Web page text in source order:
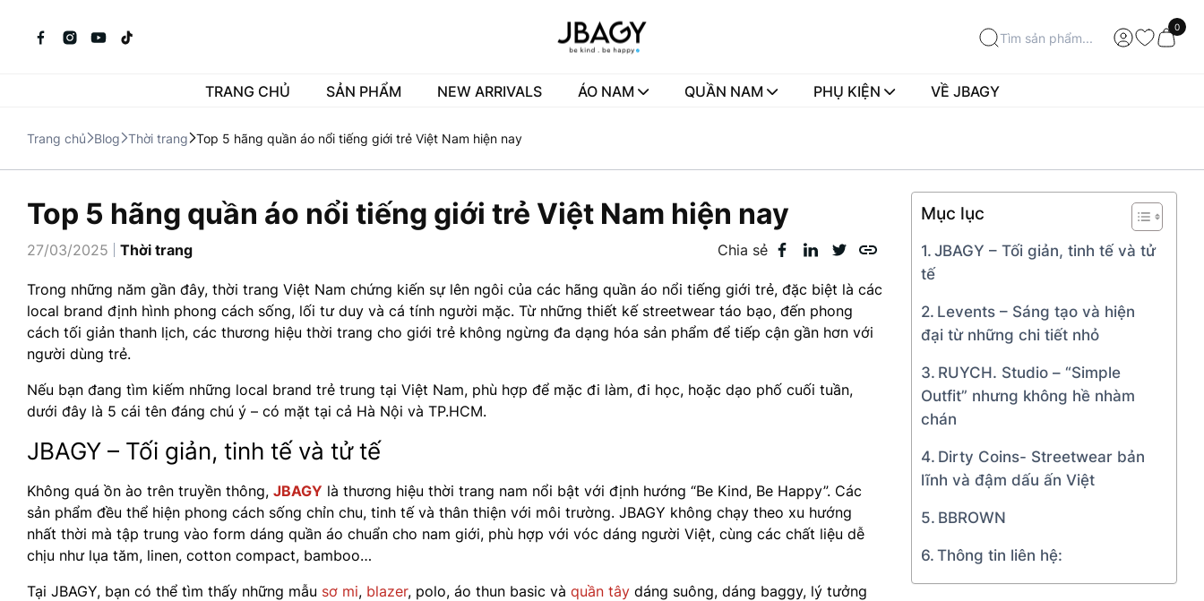
0
TRANG CHỦ SẢN PHẨM NEW ARRIVALS ÁO NAM QUẦN NAM PHỤ KIỆN VỀ JBAGY
Trang chủ Blog Thời trang Top 5 hãng quần áo nổi tiếng giới trẻ Việt Nam hiện nay
Top 5 hãng quần áo nổi tiếng giới trẻ Việt Nam hiện nay
27/03/2025 Thời trang Chia sẻ
Trong những năm gần đây, thời trang Việt Nam chứng kiến sự lên ngôi của các hãng quần áo nổi tiếng giới trẻ, đặc biệt là các
local brand định hình phong cách sống, lối tư duy và cá tính người mặc. Từ những thiết kế streetwear táo bạo, đến phong
cách tối giản thanh lịch, các thương hiệu thời trang cho giới trẻ không ngừng đa dạng hóa sản phẩm để tiếp cận gần hơn với
người dùng trẻ.
Nếu bạn đang tìm kiếm những local brand trẻ trung tại Việt Nam, phù hợp để mặc đi làm, đi học, hoặc dạo phố cuối tuần,
dưới đây là 5 cái tên đáng chú ý – có mặt tại cả Hà Nội và TP.HCM.
JBAGY – Tối giản, tinh tế và tử tế
Không quá ồn ào trên truyền thông, JBAGY là thương hiệu thời trang nam nổi bật với định hướng “Be Kind, Be Happy”. Các
sản phẩm đều thể hiện phong cách sống chỉn chu, tinh tế và thân thiện với môi trường. JBAGY không chạy theo xu hướng
nhất thời mà tập trung vào form dáng quần áo chuẩn cho nam giới, phù hợp với vóc dáng người Việt, cùng các chất liệu dễ
chịu như lụa tăm, linen, cotton compact, bamboo…
Tại JBAGY, bạn có thể tìm thấy những mẫu sơ mi, blazer, polo, áo thun basic và quần tây dáng suông, dáng baggy, lý tưởng
Mục lục
JBAGY – Tối giản, tinh tế và tử
tế
Levents – Sáng tạo và hiện
đại từ những chi tiết nhỏ
RUYCH. Studio – “Simple
Outfit” nhưng không hề nhàm
chán
Dirty Coins- Streetwear bản
lĩnh và đậm dấu ấn Việt
BBROWN
Thông tin liên hệ: